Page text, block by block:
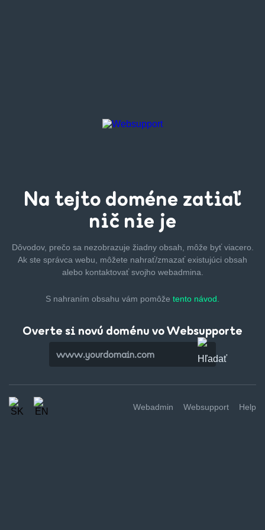
Na tejto doméne zatiaľ
nič nie je
Dôvodov, prečo sa nezobrazuje žiadny obsah, môže byťviacero.
Ak ste správca webu, môžete nahrať/zmazaťexistujúci obsah
alebo kontaktovať svojho webadmina.
S nahraním obsahu vám pomôže tento návod.
Overte si novú doménu vo Websupporte
Webadmin Websupport Help